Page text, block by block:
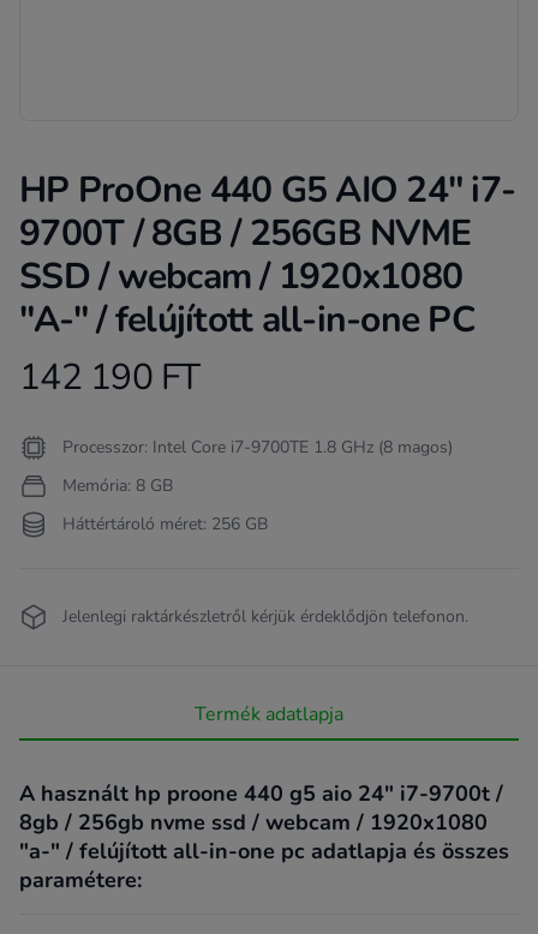
HP ProOne 440 G5 AIO 24" i7-
9700T / 8GB / 256GB NVME
SSD / webcam / 1920x1080
"A-" / felújított all-in-one PC
Product information
142 190 FT
Termékleírás
Processzor: Intel Core i7-9700TE 1.8 GHz (8 magos)
Memória: 8 GB
Háttértároló méret: 256 GB
Jelenlegi raktárkészletről kérjük érdeklődjön telefonon.
Termék adatlapja
A használt hp proone 440 g5 aio 24" i7-9700t /
8gb / 256gb nvme ssd / webcam / 1920x1080
"a-" / felújított all-in-one pc adatlapja és összes
paramétere: